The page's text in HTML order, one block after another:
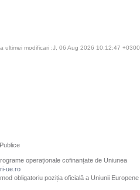
ultimei modificari :J, 06 Aug 2026 10:12:47 +0300
operaționale cofinanțate de Uniunea
ue.ro
obligatoriu poziția oficială a Uniunii Europene